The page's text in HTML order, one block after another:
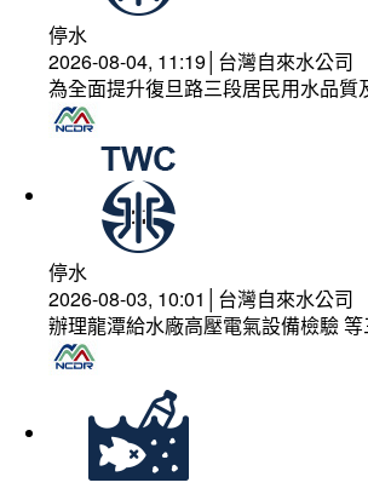
停水
2026-08-04, 11:19│台灣自來水公司
為全面提升復旦路三段居民用水品質
停水
2026-08-03, 10:01│台灣自來水公司
辦理龍潭給水廠高壓電氣設備檢驗